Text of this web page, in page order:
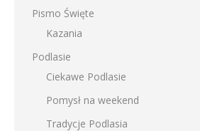
Pismo Święte
Kazania
Podlasie
Ciekawe Podlasie
Pomysł na weekend
Tradycje Podlasia